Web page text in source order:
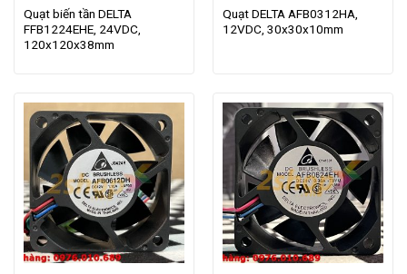
Quạt biến tần DELTA
FFB1224EHE, 24VDC,
120x120x38mm
Quạt DELTA AFB0312HA,
12VDC, 30x30x10mm